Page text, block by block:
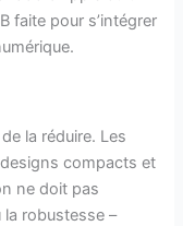
faite pour s’intégrer
la réduire. Les
compacts et
ne doit pas
la robustesse –